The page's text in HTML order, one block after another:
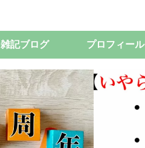
雑記ブログ プロフィール